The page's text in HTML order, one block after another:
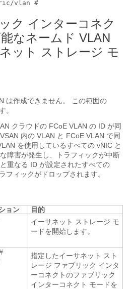
ク インターコネク
なネームド VLAN
ット ストレージ モ
は作成できません。 この範囲の
。
クラウドの FCoE VLAN の ID が同
内の VLAN と FCoE VLAN で同
を使用しているすべての vNIC と
障害が発生し、トラフィックが中断
重なる ID が設定されたすべての
フィックがドロップされます。
ョン
目的
イーサネット ストレージ モ
ードを開始します。
指定したイーサネット スト
レージ ファブリック インタ
ーコネクトのファブリック
インターコネクト モードを